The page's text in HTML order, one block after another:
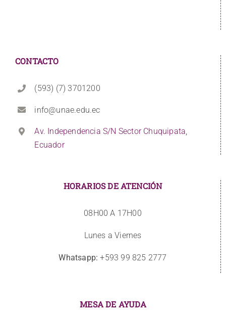
CONTACTO
(593) (7) 3701200
info@unae.edu.ec
Av. Independencia S/N Sector Chuquipata,
Ecuador
HORARIOS DE ATENCIÓN
08H00 A 17H00
Lunes a Viernes
Whatsapp: +593 99 825 2777
MESA DE AYUDA